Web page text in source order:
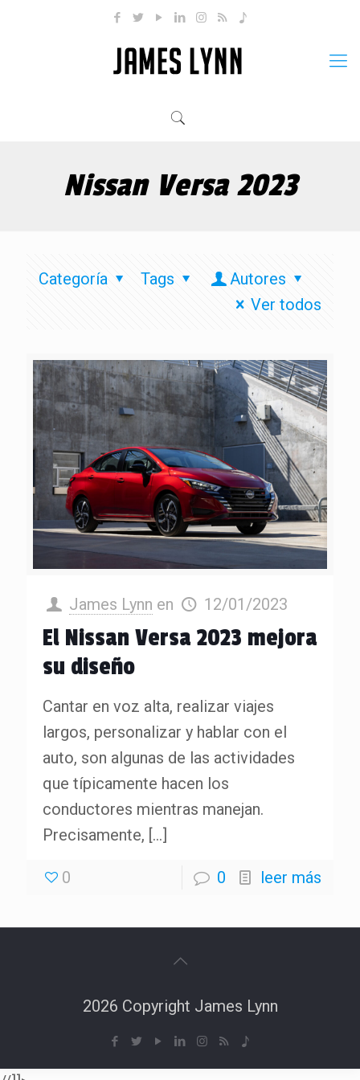
Nissan Versa 2023
Categoría Tags
Autores
Ver todos
James Lynn en 12/01/2023
El Nissan Versa 2023 mejora
su diseño
Cantar en voz alta, realizar viajes
largos, personalizar y hablar con el
auto, son algunas de las actividades
que típicamente hacen los
conductores mientras manejan.
Precisamente, […]
0 0 leer más
2026 Copyright James Lynn